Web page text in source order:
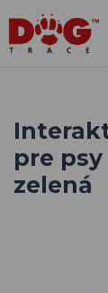
pre
zelená